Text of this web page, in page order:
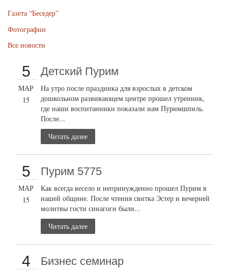
Газета “Беседер”
Фотографии
Все новости
5
МАР
15
Детский Пурим
На утро после праздника для взрослых в детском
дошкольном развивающем центре прошел утренник,
где наши воспитанники показали нам Пуримшпиль.
После...
Читать далее
5
МАР
15
Пурим 5775
Как всегда весело и непринужденно прошел Пурим в
нашей общине. После чтения свитка Эстер и вечерней
молитвы гости синагоги были...
Читать далее
4 Бизнес семинар